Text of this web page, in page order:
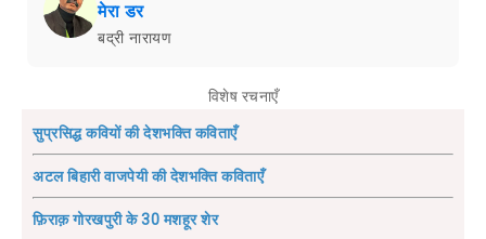
मेरा डर
बद्री नारायण
विशेष रचनाएँ
सुप्रसिद्ध कवियों की देशभक्ति कविताएँ
अटल बिहारी वाजपेयी की देशभक्ति कविताएँ
फ़िराक़ गोरखपुरी के 30 मशहूर शेर